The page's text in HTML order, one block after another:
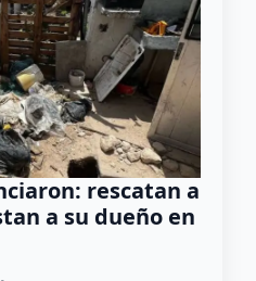
rescatan a
a su dueño en